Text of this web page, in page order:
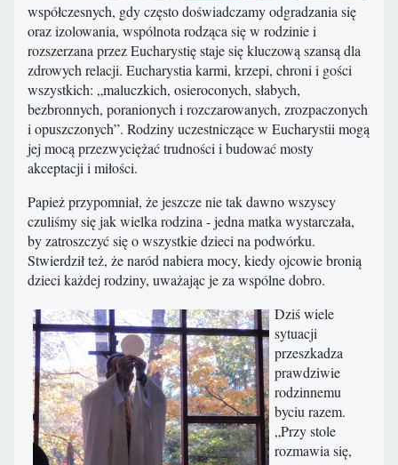
współczesnych, gdy często doświadczamy odgradzania się
oraz izolowania, wspólnota rodząca się w rodzinie i
rozszerzana przez Eucharystię staje się kluczową szansą dla
zdrowych relacji. Eucharystia karmi, krzepi, chroni i gości
wszystkich: „maluczkich, osieroconych, słabych,
bezbronnych, poranionych i rozczarowanych, zrozpaczonych
i opuszczonych”. Rodziny uczestniczące w Eucharystii mogą
jej mocą przezwyciężać trudności i budować mosty
akceptacji i miłości.
Papież przypomniał, że jeszcze nie tak dawno wszyscy
czuliśmy się jak wielka rodzina - jedna matka wystarczała,
by zatroszczyć się o wszystkie dzieci na podwórku.
Stwierdził też, że naród nabiera mocy, kiedy ojcowie bronią
dzieci każdej rodziny, uważając je za wspólne dobro.
Dziś wiele
sytuacji
przeszkadza
prawdziwie
rodzinnemu
byciu razem.
„Przy stole
rozmawia się,